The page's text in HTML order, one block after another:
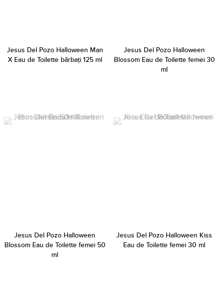
Jesus Del Pozo Halloween Man
X Eau de Toilette bărbați 125 ml
Jesus Del Pozo Halloween
Blossom Eau de Toilette femei 30
ml
Jesus Del Pozo Halloween
Blossom Eau de Toilette femei 50
ml
Jesus Del Pozo Halloween Kiss
Eau de Toilette femei 30 ml